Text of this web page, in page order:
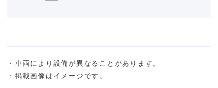
・車両により設備が異なることがあります。
・掲載画像はイメージです。